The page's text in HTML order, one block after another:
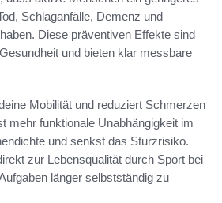
Schlaganfälle, Demenz und
Diese präventiven Effekte sind
und bieten klar messbare
Mobilität und reduziert Schmerzen
mehr funktionale Unabhängigkeit im
und senkst das Sturzrisiko.
zur Lebensqualität durch Sport bei
länger selbstständig zu